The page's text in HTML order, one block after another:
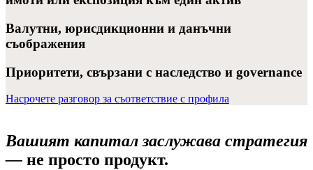
Валутни, юрисдикционни и данъчни
съображения
Приоритети, свързани с наследство и governance
Насрочете разговор за съответствие с профила
Вашият капитал заслужава стратегия
— не просто продукт.